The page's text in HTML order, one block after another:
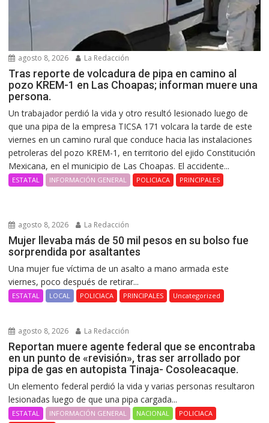
agosto 8, 2026 La Redacción
Tras reporte de volcadura de pipa en camino al
pozo KREM-1 en Las Choapas; informan muere una
persona.
Un trabajador perdió la vida y otro resultó lesionado luego de
que una pipa de la empresa TICSA 171 volcara la tarde de este
viernes en un camino rural que conduce hacia las instalaciones
petroleras del pozo KREM-1, en territorio del ejido Constitución
Mexicana, en el municipio de Las Choapas. El accidente...
ESTATAL INFORMACIÓN GENERAL POLICIACA PRINCIPALES
agosto 8, 2026 La Redacción
Mujer llevaba más de 50 mil pesos en su bolso fue
sorprendida por asaltantes
Una mujer fue víctima de un asalto a mano armada este
viernes, poco después de retirar...
ESTATAL LOCAL POLICIACA PRINCIPALES Uncategorized
agosto 8, 2026 La Redacción
Reportan muere agente federal que se encontraba
en un punto de «revisión», tras ser arrollado por
pipa de gas en autopista Tinaja- Cosoleacaque.
Un elemento federal perdió la vida y varias personas resultaron
lesionadas luego de que una pipa cargada...
ESTATAL INFORMACIÓN GENERAL NACIONAL
POLICIACA